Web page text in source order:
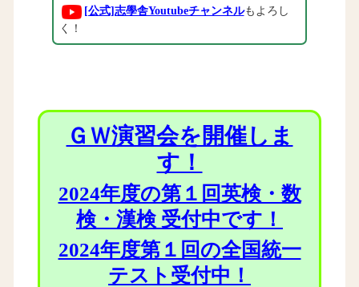
[公式]志學舎Youtubeチャンネルもよろし
く！
ＧＷ演習会を開催しま
す！
2024年度の第１回英検・数
検・漢検 受付中です！
2024年度第１回の全国統一
テスト受付中！